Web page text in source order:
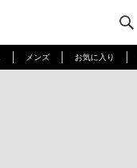
メンズ お気に入り